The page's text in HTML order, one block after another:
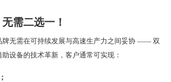
需二选一！
牌无需在可持续发展与高速生产力之间妥协 —— 双
助设备的技术革新，客户通常可实现：